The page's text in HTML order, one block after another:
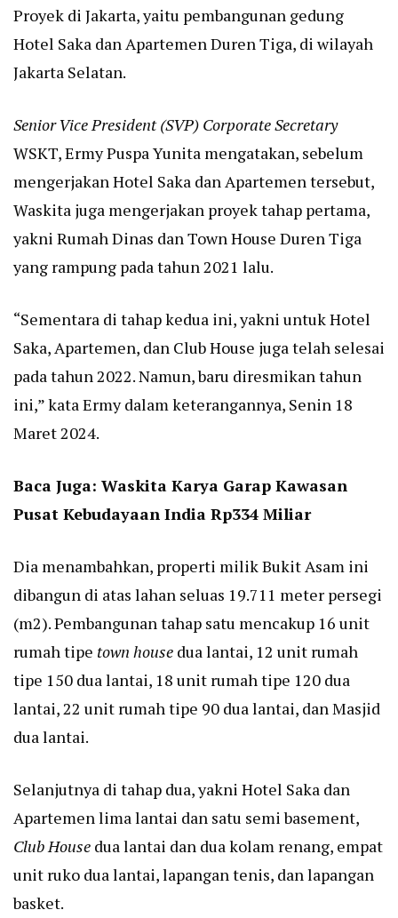
Proyek di Jakarta, yaitu pembangunan gedung
Hotel Saka dan Apartemen Duren Tiga, di wilayah
Jakarta Selatan.
Senior Vice President (SVP) Corporate Secretary
WSKT, Ermy Puspa Yunita mengatakan, sebelum
mengerjakan Hotel Saka dan Apartemen tersebut,
Waskita juga mengerjakan proyek tahap pertama,
yakni Rumah Dinas dan Town House Duren Tiga
yang rampung pada tahun 2021 lalu.
“Sementara di tahap kedua ini, yakni untuk Hotel
Saka, Apartemen, dan Club House juga telah selesai
pada tahun 2022. Namun, baru diresmikan tahun
ini,” kata Ermy dalam keterangannya, Senin 18
Maret 2024.
Baca Juga: Waskita Karya Garap Kawasan
Pusat Kebudayaan India Rp334 Miliar
Dia menambahkan, properti milik Bukit Asam ini
dibangun di atas lahan seluas 19.711 meter persegi
(m2). Pembangunan tahap satu mencakup 16 unit
rumah tipe town house dua lantai, 12 unit rumah
tipe 150 dua lantai, 18 unit rumah tipe 120 dua
lantai, 22 unit rumah tipe 90 dua lantai, dan Masjid
dua lantai.
Selanjutnya di tahap dua, yakni Hotel Saka dan
Apartemen lima lantai dan satu semi basement,
Club House dua lantai dan dua kolam renang, empat
unit ruko dua lantai, lapangan tenis, dan lapangan
basket.